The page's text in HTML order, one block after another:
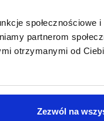
społecznościowe i
partnerom
otrzymanymi od
Zezwól na
GADŻETY
Pompka
kosztuje i
Redakcja Xblitz